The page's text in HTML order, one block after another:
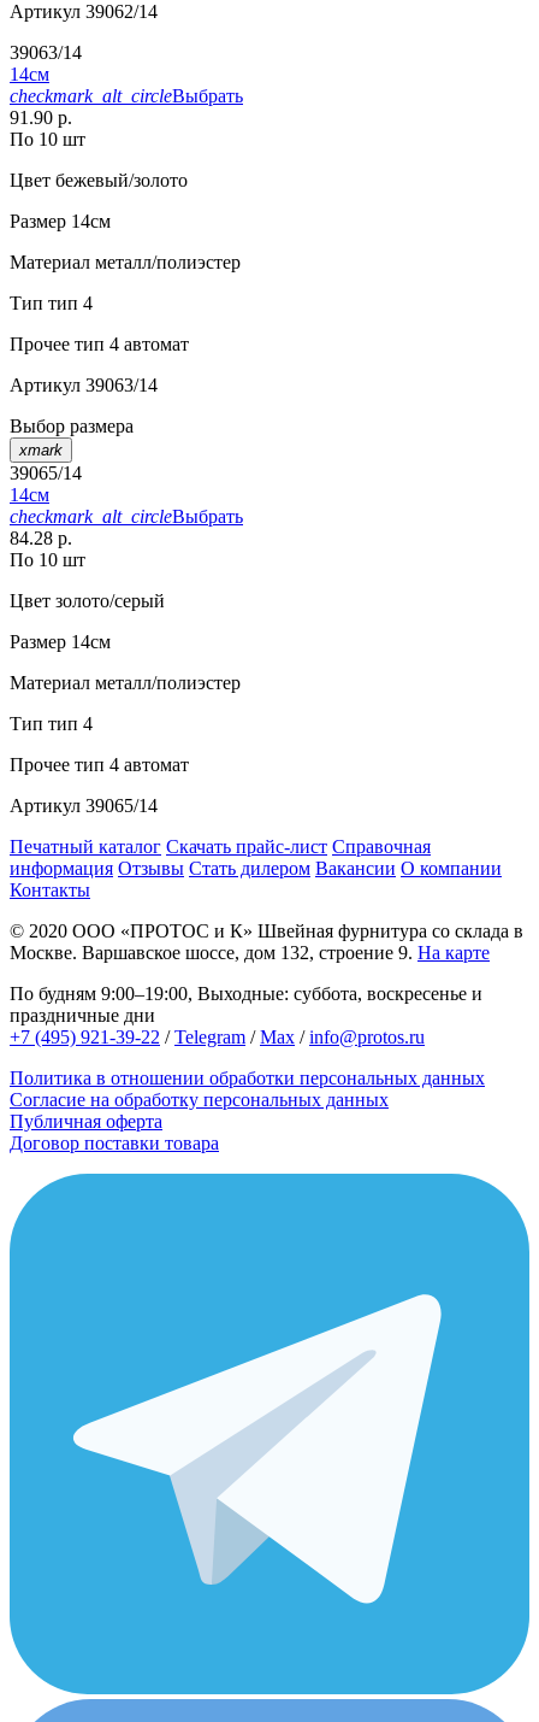
Артикул 39062/14
39063/14
14см
checkmark_alt_circleВыбрать
91.90 р.
По 10 шт
Цвет бежевый/золото
Размер 14см
Материал металл/полиэстер
Тип тип 4
Прочее тип 4 автомат
Артикул 39063/14
Выбор размера
xmark
39065/14
14см
checkmark_alt_circleВыбрать
84.28 р.
По 10 шт
Цвет золото/серый
Размер 14см
Материал металл/полиэстер
Тип тип 4
Прочее тип 4 автомат
Артикул 39065/14
Печатный каталог Скачать прайс-лист Справочная
информация Отзывы Стать дилером Вакансии О компании
Контакты
© 2020 ООО «ПРОТОС и К» Швейная фурнитура со склада в
Москве. Варшавское шоссе, дом 132, строение 9. На карте
По будням 9:00–19:00, Выходные: суббота, воскресенье и
праздничные дни
+7 (495) 921-39-22 /Telegram /Max /info@protos.ru
Политика в отношении обработки персональных данных
Согласие на обработку персональных данных
Публичная оферта
Договор поставки товара